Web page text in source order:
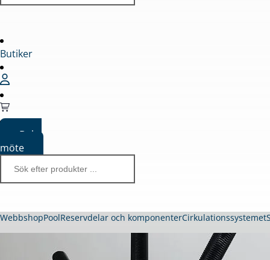
Butiker
Boka
möte
WebbshopPoolReservdelar och komponenterCirkulationssystemet